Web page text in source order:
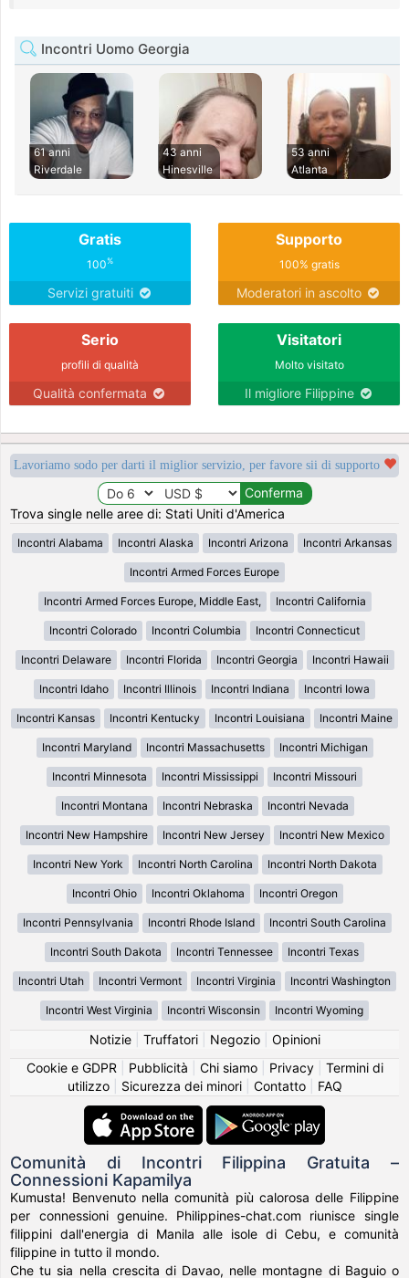
Incontri Uomo Georgia
61 anni
Riverdale
43 anni
Hinesville
53 anni
Atlanta
Gratis
100%
Servizi gratuiti
Supporto
100% gratis
Moderatori in ascolto
Serio
profili di qualità
Qualità confermata
Visitatori
Molto visitato
Il migliore Filippine
Lavoriamo sodo per darti il miglior servizio, per favore sii di supporto
Trova single nelle aree di: Stati Uniti d'America
Incontri Alabama Incontri Alaska Incontri Arizona Incontri Arkansas
Incontri Armed Forces Europe
Incontri Armed Forces Europe, Middle East, Incontri California
Incontri Colorado Incontri Columbia Incontri Connecticut
Incontri Delaware Incontri Florida Incontri Georgia Incontri Hawaii
Incontri Idaho Incontri Illinois Incontri Indiana Incontri Iowa
Incontri Kansas Incontri Kentucky Incontri Louisiana Incontri Maine
Incontri Maryland Incontri Massachusetts Incontri Michigan
Incontri Minnesota Incontri Mississippi Incontri Missouri
Incontri Montana Incontri Nebraska Incontri Nevada
Incontri New Hampshire Incontri New Jersey Incontri New Mexico
Incontri New York Incontri North Carolina Incontri North Dakota
Incontri Ohio Incontri Oklahoma Incontri Oregon
Incontri Pennsylvania Incontri Rhode Island Incontri South Carolina
Incontri South Dakota Incontri Tennessee Incontri Texas
Incontri Utah Incontri Vermont Incontri Virginia Incontri Washington
Incontri West Virginia Incontri Wisconsin Incontri Wyoming
Notizie| Truffatori| Negozio| Opinioni
Cookie e GDPR
Pubblicità Chi siamo| Privacy| Termini di
utilizzo| Sicurezza dei minori| Contatto| FAQ
Comunità di Incontri Filippina Gratuita –
Connessioni Kapamilya
Kumusta! Benvenuto nella comunità più calorosa delle Filippine
per connessioni genuine. Philippines-chat.com riunisce single
filippini dall'energia di Manila alle isole di Cebu, e comunità
filippine in tutto il mondo.
Che tu sia nella crescita di Davao, nelle montagne di Baguio o